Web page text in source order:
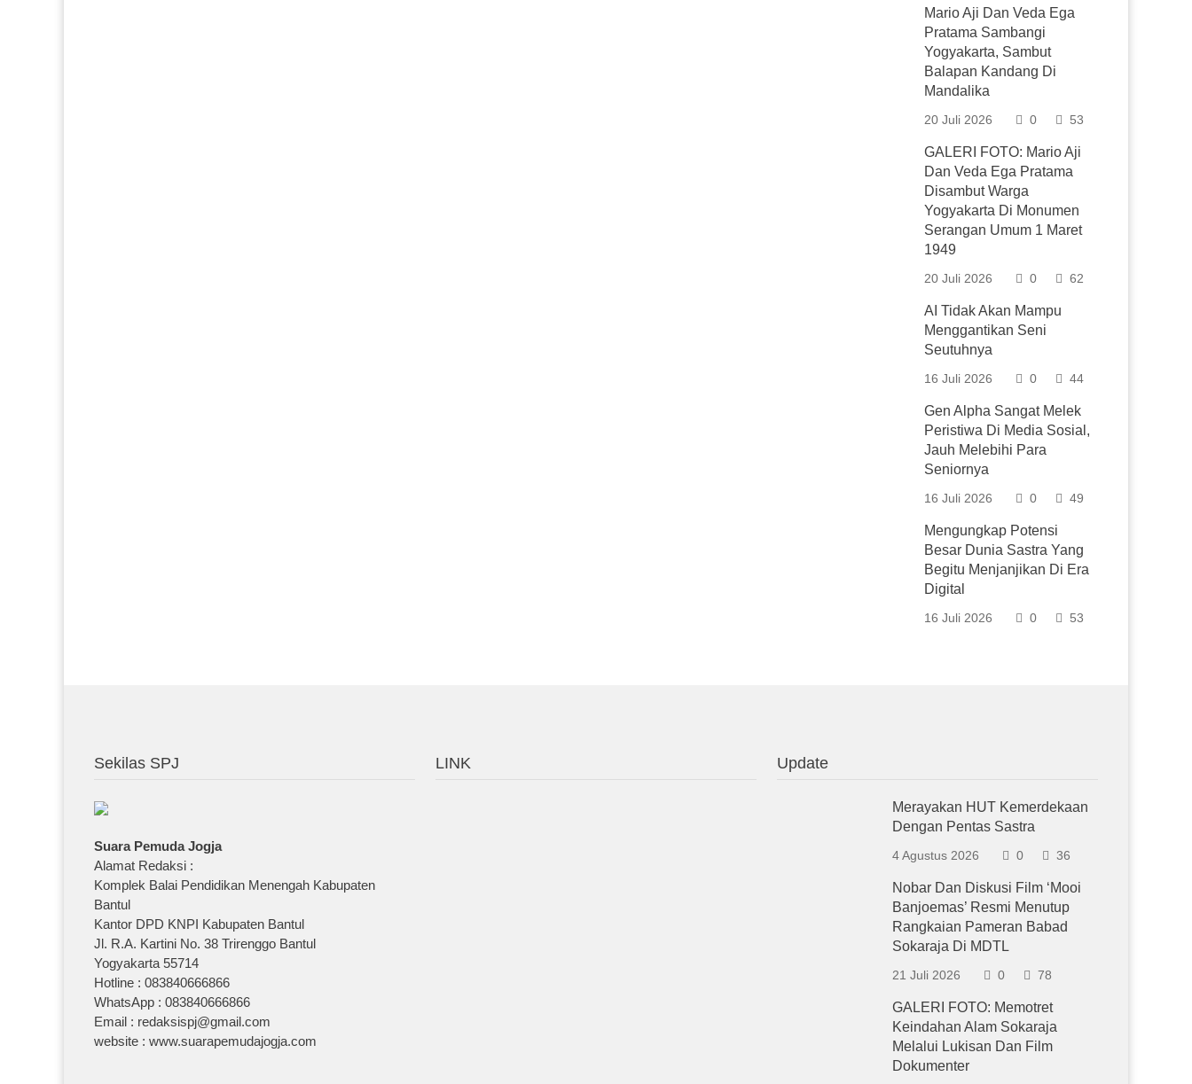
Mario Aji Dan Veda Ega
Pratama Sambangi
Yogyakarta, Sambut
Balapan Kandang Di
Mandalika
20 Juli 2026 0 53
GALERI FOTO: Mario Aji
Dan Veda Ega Pratama
Disambut Warga
Yogyakarta Di Monumen
Serangan Umum 1 Maret
1949
20 Juli 2026 0 62
AI Tidak Akan Mampu
Menggantikan Seni
Seutuhnya
16 Juli 2026 0 44
Gen Alpha Sangat Melek
Peristiwa Di Media Sosial,
Jauh Melebihi Para
Seniornya
16 Juli 2026 0 49
Mengungkap Potensi
Besar Dunia Sastra Yang
Begitu Menjanjikan Di Era
Digital
16 Juli 2026 0 53
Sekilas SPJ
Suara Pemuda Jogja
Alamat Redaksi :
Komplek Balai Pendidikan Menengah Kabupaten
Bantul
Kantor DPD KNPI Kabupaten Bantul
Jl. R.A. Kartini No. 38 Trirenggo Bantul
Yogyakarta 55714
Hotline : 083840666866
WhatsApp : 083840666866
Email : redaksispj@gmail.com
website : www.suarapemudajogja.com
LINK Update
Merayakan HUT Kemerdekaan
Dengan Pentas Sastra
4 Agustus 2026 0 36
Nobar Dan Diskusi Film ‘Mooi
Banjoemas’ Resmi Menutup
Rangkaian Pameran Babad
Sokaraja Di MDTL
21 Juli 2026 0 78
GALERI FOTO: Memotret
Keindahan Alam Sokaraja
Melalui Lukisan Dan Film
Dokumenter